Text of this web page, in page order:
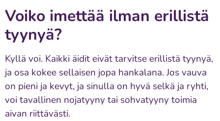
Voiko imettää ilman erillistä
tyynyä?
Kyllä voi. Kaikki äidit eivät tarvitse erillistä tyynyä,
ja osa kokee sellaisen jopa hankalana. Jos vauva
on pieni ja kevyt, ja sinulla on hyvä selkä ja ryhti,
voi tavallinen nojatyyny tai sohvatyyny toimia
aivan riittävästi.